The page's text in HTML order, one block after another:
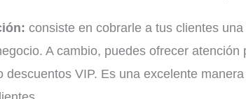
consiste en cobrarle a tus clientes
A cambio, puedes ofrecer
descuentos VIP. Es una excelente